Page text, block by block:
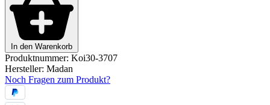
In den Warenkorb
Produktnummer: Koi30-3707
Hersteller: Madan
Noch Fragen zum Produkt?